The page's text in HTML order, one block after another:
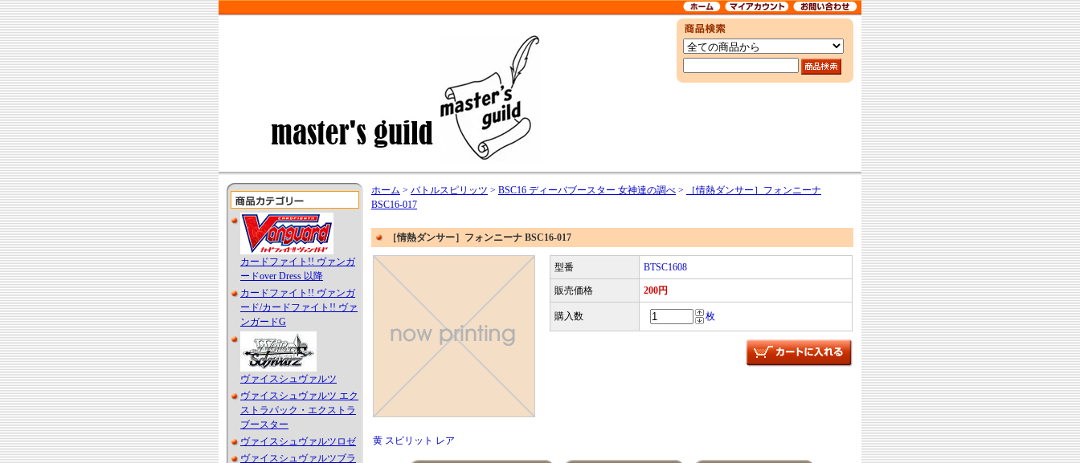
カードファイト!! ヴァンガ
ードover Dress 以降
カードファイト!! ヴァンガ
ード/カードファイト!! ヴァ
ンガードG
ヴァイスシュヴァルツ
ヴァイスシュヴァルツ エク
ストラパック・エクストラ
ブースター
ヴァイスシュヴァルツロゼ
ヴァイスシュヴァルツブラ
ホーム > バトルスピリッツ > BSC16 ディーバブースター 女神達の調べ >
［情熱ダンサー］フォンニーナ
BSC16-017
［情熱ダンサー］フォンニーナ BSC16-017
型番 BTSC1608
販売価格 200円
購入数 枚
黄 スピリット レア